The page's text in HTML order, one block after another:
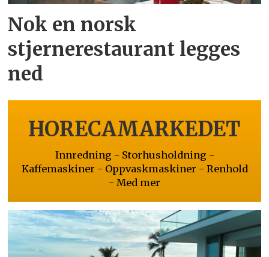
Nok en norsk
stjernerestaurant legges
ned
HORECAMARKEDET
Innredning - Storhusholdning -
Kaffemaskiner - Oppvaskmaskiner - Renhold
- Med mer